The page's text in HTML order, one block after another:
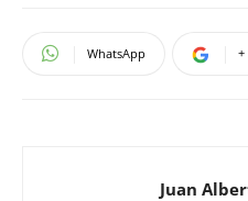
WhatsApp +
Juan